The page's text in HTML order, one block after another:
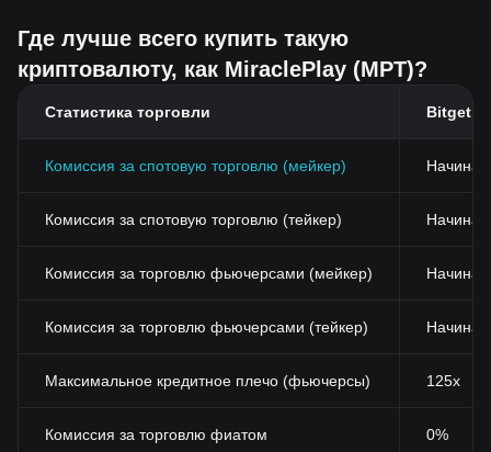
Где лучше всего купить такую
криптовалюту, как MiraclePlay (MPT)?
Статистика торговли Bitget
Комиссия за спотовую торговлю (мейкер)
Комиссия за спотовую торговлю (тейкер)
Комиссия за торговлю фьючерсами (мейкер)
Комиссия за торговлю фьючерсами (тейкер)
Максимальное кредитное плечо (фьючерсы) 125x
Комиссия за торговлю фиатом 0%